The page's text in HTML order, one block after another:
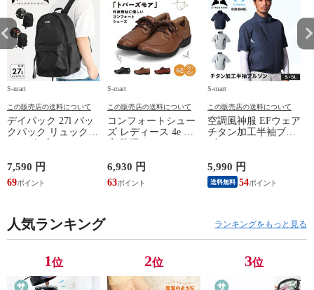
S-mart
この販売店の送料について
デイパック 27l バッ
クパック リュック
サイズ ブランド ロ
鞄 機内持ち込み 夏
スラッシャー
THRASHER r1929
7,590 円
69
S-mart
この販売店の送料について
コンフォートシュー
ズ レディース 4e 幅
広 防滑 サイドファ
シューズ 黒 トパー
ズ モア 靴 カジュア
ルシューズ 外反母趾
TOPAZ 1410
6,930 円
63
S-mart
この販売店の送料について
空調風神服 EFウェア
チタン加工半袖ブル
ゾン ベスト ファン
ジャケット 遮熱 作
業服 作業着 上着 ア
タックベース KF100
5,990 円
送料無料 54
人気ランキング ランキングをもっと見る
1位 2位 3位